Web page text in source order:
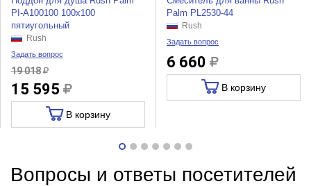
PI-A100100 100x100
пятиугольный
Rush
Задать вопрос
19 018
15 595
В корзину
Palm PL2530-44
Rush
Задать вопрос
6 660
В корзину
Вопросы и ответы посетителей